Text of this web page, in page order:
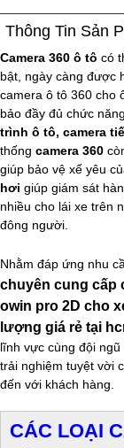
Thông Tin Sản
Camera 360 ô tô có
bật, ngày càng được
camera ô tô 360 cho
bảo đầy đủ chức
trình ô tô, camera
thống camera 360
giúp bảo vệ xế yêu
hơi giúp giám sát
nhiều cho lái xe trên
đông người.
Nhằm đáp ứng nhu
chuyên cung cấp
owin pro 2D cho
lượng giá rẻ tại
lĩnh vực cùng đội
trải nghiệm tuyệt vời
đến với khách hàng.
CÁC LOẠI